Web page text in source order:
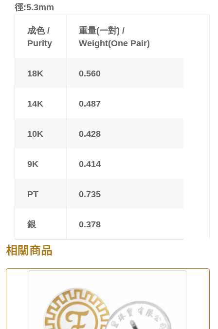
徑:5.3mm
成色 /
Purity
重量(一對) /
Weight(One Pair)
18K 0.560
14K 0.487
10K 0.428
9K 0.414
PT 0.735
銀 0.378
相關商品